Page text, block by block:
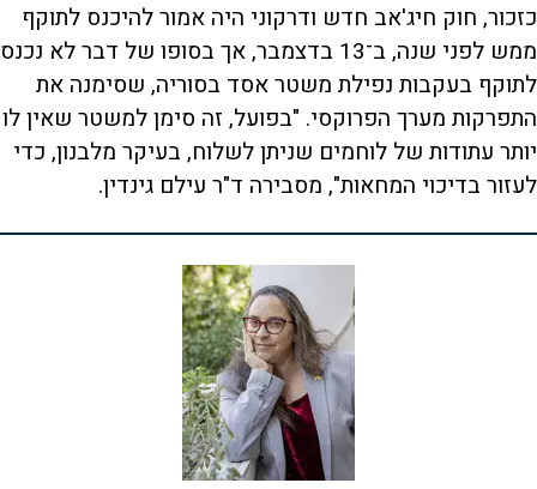
כזכור, חוק חיג'אב חדש ודרקוני היה אמור להיכנס לתוקף
ממש לפני שנה, ב־13 בדצמבר, אך בסופו של דבר לא נכנס
לתוקף בעקבות נפילת משטר אסד בסוריה, שסימנה את
התפרקות מערך הפרוקסי. "בפועל, זה סימן למשטר שאין לו
יותר עתודות של לוחמים שניתן לשלוח, בעיקר מלבנון, כדי
לעזור בדיכוי המחאות", מסבירה ד"ר עילם גינדין.